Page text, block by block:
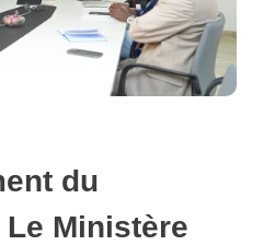
du
Ministère